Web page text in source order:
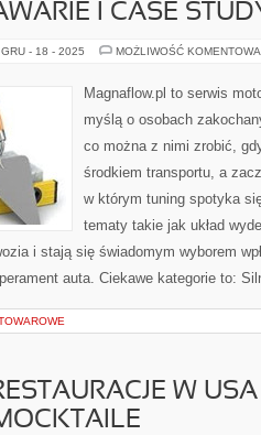
I CASE
GRU - 18 - 2025 MOŻLIWOŚĆ
Magnaflow.pl to serwis
myślą o osobach
co można z nimi zrobić,
środkiem transportu, a
w którym tuning spotyka
tematy takie jak układ
i stają się świadomym wyborem
auta. Ciekawe kategorie to:
W